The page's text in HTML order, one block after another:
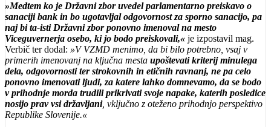
»Medtem ko je Državni zbor uvedel parlamentarno preiskavo o
sanaciji bank in bo ugotavljal odgovornost za sporno sanacijo, pa
naj bi ta-isti Državni zbor ponovno imenoval na mesto
Viceguvernerja osebo, ki jo bodo preiskovali,« je izpostavil mag.
Verbič ter dodal: »V VZMD menimo, da bi bilo potrebno, vsaj v
primerih imenovanj na ključna mesta upoštevati kriterij minulega
dela, odgovornosti ter strokovnih in etičnih ravnanj, ne pa celo
ponovno imenovati ljudi, za katere lahko domnevamo, da se bodo
v prihodnje morda trudili prikrivati svoje napake, katerih posledice
nosijo prav vsi državljani, vključno z oteženo prihodnjo perspektivo
Republike Slovenije.«